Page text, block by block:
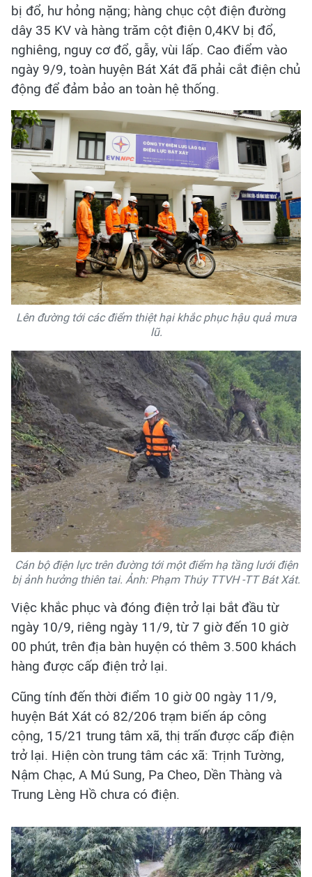
bị đổ, hư hỏng nặng; hàng chục cột điện đường
dây 35 KV và hàng trăm cột điện 0,4KV bị đổ,
nghiêng, nguy cơ đổ, gẫy, vùi lấp. Cao điểm vào
ngày 9/9, toàn huyện Bát Xát đã phải cắt điện chủ
động để đảm bảo an toàn hệ thống.
Lên đường tới các điểm thiệt hại khắc phục hậu quả mưa
lũ.
Cán bộ điện lực trên đường tới một điểm hạ tầng lưới điện
bị ảnh hưởng thiên tai. Ảnh: Phạm Thúy TTVH -TT Bát Xát.
Việc khắc phục và đóng điện trở lại bắt đầu từ
ngày 10/9, riêng ngày 11/9, từ 7 giờ đến 10 giờ
00 phút, trên địa bàn huyện có thêm 3.500 khách
hàng được cấp điện trở lại.
Cũng tính đến thời điểm 10 giờ 00 ngày 11/9,
huyện Bát Xát có 82/206 trạm biến áp công
cộng, 15/21 trung tâm xã, thị trấn được cấp điện
trở lại. Hiện còn trung tâm các xã: Trịnh Tường,
Nậm Chạc, A Mú Sung, Pa Cheo, Dền Thàng và
Trung Lèng Hồ chưa có điện.